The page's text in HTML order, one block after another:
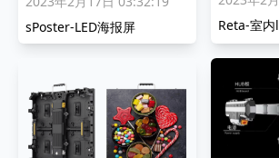
sPoster-LED海报屏
Reta-室